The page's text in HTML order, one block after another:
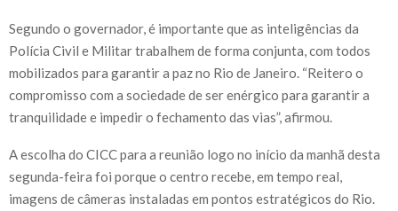
Segundo o governador, é importante que as inteligências da
Polícia Civil e Militar trabalhem de forma conjunta, com todos
mobilizados para garantir a paz no Rio de Janeiro. “Reitero o
compromisso com a sociedade de ser enérgico para garantir a
tranquilidade e impedir o fechamento das vias”, afirmou.
A escolha do CICC para a reunião logo no início da manhã desta
segunda-feira foi porque o centro recebe, em tempo real,
imagens de câmeras instaladas em pontos estratégicos do Rio.